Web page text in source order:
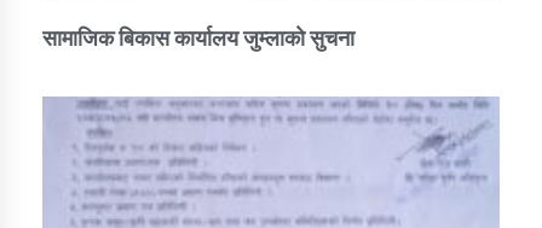
सामाजिक बिकास कार्यालय जुम्लाकाे सुचना